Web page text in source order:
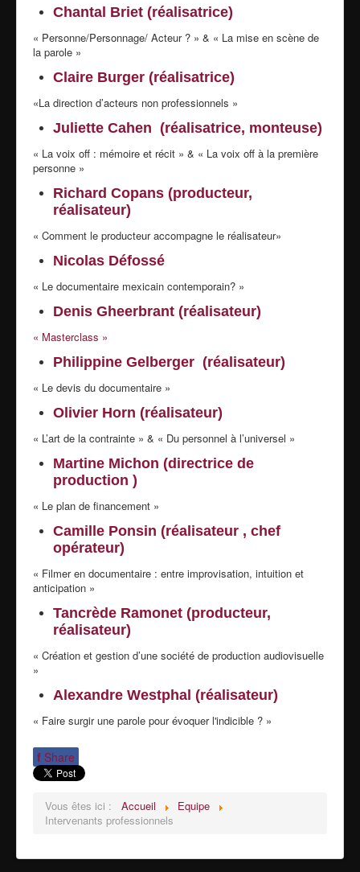
Chantal Briet (réalisatrice)
« Personne/Personnage/ Acteur ? » & « La mise en scène de
la parole »
Claire Burger (réalisatrice)
«La direction d’acteurs non professionnels »
Juliette Cahen (réalisatrice, monteuse)
« La voix off : mémoire et récit » & « La voix off à la première
personne »
Richard Copans (producteur,
réalisateur)
« Comment le producteur accompagne le réalisateur»
Nicolas Défossé
« Le documentaire mexicain contemporain? »
Denis Gheerbrant (réalisateur)
« Masterclass »
Philippine Gelberger (réalisateur)
« Le devis du documentaire »
Olivier Horn (réalisateur)
« L’art de la contrainte » & « Du personnel à l’universel »
Martine Michon (directrice de
production )
« Le plan de financement »
Camille Ponsin (réalisateur , chef
opérateur)
« Filmer en documentaire : entre improvisation, intuition et
anticipation »
Tancrède Ramonet (producteur,
réalisateur)
« Création et gestion d’une société de production audiovisuelle
»
Alexandre Westphal (réalisateur)
« Faire surgir une parole pour évoquer l'indicible ? »
f Share
Vous êtes ici : Accueil
Equipe
Intervenants professionnels